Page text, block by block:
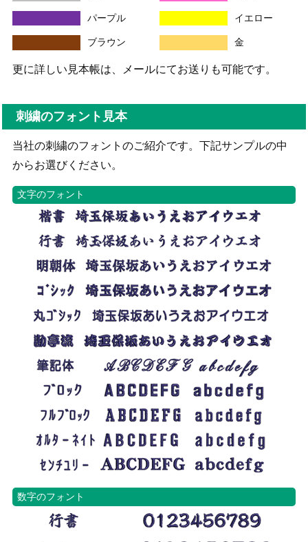
パープル イエロー
ブラウン 金
更に詳しい見本帳は、メールにてお送りも可能です。
刺繍のフォント見本
当社の刺繍のフォントのご紹介です。下記サンプルの中
からお選びください。
文字のフォント
数字のフォント